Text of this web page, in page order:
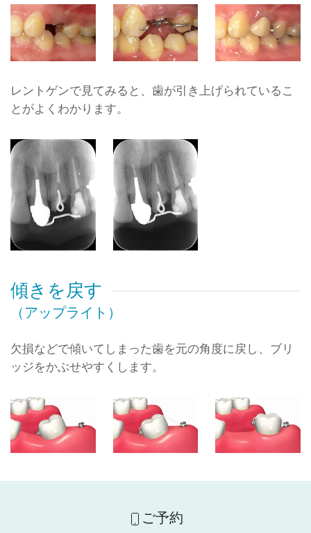
レントゲンで見てみると、歯が引き上げられているこ
とがよくわかります。
傾きを戻す
（アップライト）
欠損などで傾いてしまった歯を元の角度に戻し、ブリ
ッジをかぶせやすくします。
ご予約